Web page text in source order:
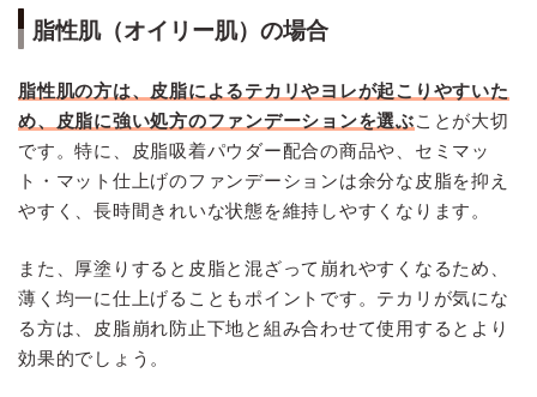
脂性肌（オイリー肌）の場合
脂性肌の方は、皮脂によるテカリやヨレが起こりやすいた
め、皮脂に強い処方のファンデーションを選ぶことが大切
です。特に、皮脂吸着パウダー配合の商品や、セミマッ
ト・マット仕上げのファンデーションは余分な皮脂を抑え
やすく、長時間きれいな状態を維持しやすくなります。
また、厚塗りすると皮脂と混ざって崩れやすくなるため、
薄く均一に仕上げることもポイントです。テカリが気にな
る方は、皮脂崩れ防止下地と組み合わせて使用するとより
効果的でしょう。